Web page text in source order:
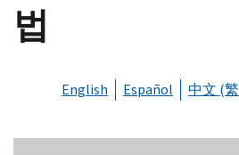
법
English Español 中文 (